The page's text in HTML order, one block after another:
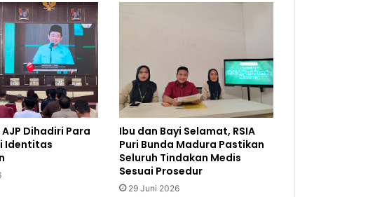
Dihadiri Para
Identitas
Ibu dan Bayi Selamat, RSIA
Puri Bunda Madura Pastikan
Seluruh Tindakan Medis
Sesuai Prosedur
29 Juni 2026